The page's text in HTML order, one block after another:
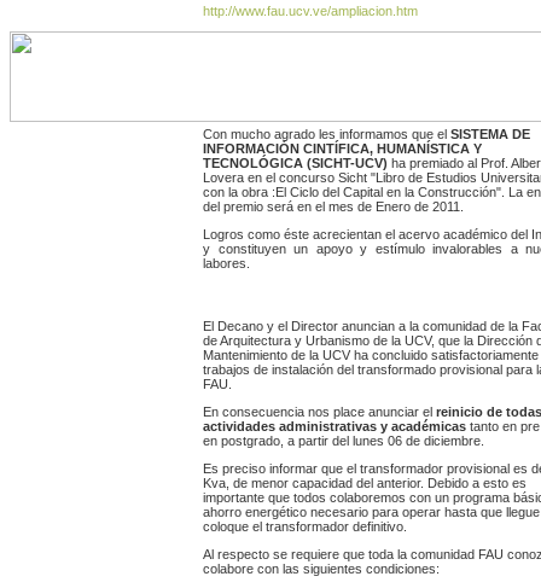
http://www.fau.ucv.ve/ampliacion.htm
Con mucho agrado les informamos que el SISTEMA DE
INFORMACIÓN CINTÍFICA, HUMANÍSTICA Y
TECNOLÓGICA (SICHT-UCV) ha premiado al Prof.
Lovera en el concurso Sicht "Libro de Estudios
con la obra :El Ciclo del Capital en la Construcción". La
del premio será en el mes de Enero de 2011.
Logros como éste acrecientan el acervo académico del
y constituyen un apoyo y estímulo invalorables a
labores.
El Decano y el Director anuncian a la comunidad de la
de Arquitectura y Urbanismo de la UCV, que la Dirección
Mantenimiento de la UCV ha concluido
trabajos de instalación del transformado provisional para
FAU.
En consecuencia nos place anunciar el reinicio de
actividades administrativas y académicas tanto en
en postgrado, a partir del lunes 06 de diciembre.
Es preciso informar que el transformador provisional es
Kva, de menor capacidad del anterior. Debido a esto es
importante que todos colaboremos con un programa
ahorro energético necesario para operar hasta que
coloque el transformador definitivo.
Al respecto se requiere que toda la comunidad FAU
colabore con las siguientes condiciones: